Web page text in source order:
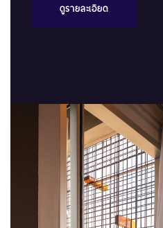
ดูรายละเอียด